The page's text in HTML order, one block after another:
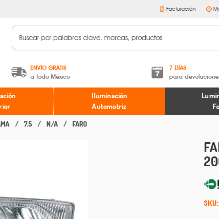
Facturación
ENVÍO GRATIS
a todo México
A partir de $599 MXN.
* Aplican restricciones
7 DÍAS
para
Términos y condiciones
Políticas de devoluciones
Iluminación
Automotriz
7.5 N/A FARO
SKU: